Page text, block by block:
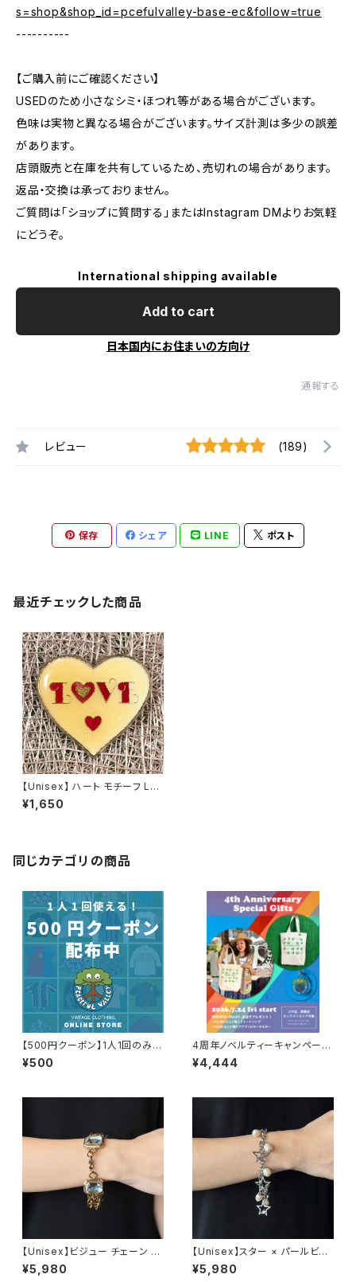
s=shop&shop_id=pcefulvalley-base-ec&follow=true
----------
【ご購入前にご確認ください】
USEDのため小さなシミ・ほつれ等がある場合がございます。
色味は実物と異なる場合がございます。サイズ計測は多少の誤差
があります。
店頭販売と在庫を共有しているため、売切れの場合があります。
返品・交換は承っておりません。
ご質問は「ショップに質問する」またはInstagram DMよりお気軽
にどうぞ。
International shipping available
Add to cart
日本国内にお住まいの方向け
通報する
レビュー (189)
保存 シェア LINE ポスト
最近チェックした商品
【Unisex】 ハート モチーフ LO
VE ピンバッジ / バッジ バッチ ピ
ンバッチ チャーム 古着
¥1,650
同じカテゴリの商品
【500円クーポン】1人1回のみご
利用可能！
¥500
4周年ノベルティーキャンペーン
開催中！
¥4,444
【Unisex】ビジュー チェーン ブ
レスレット / 古着 アクセサリー
N0737
¥5,980
【Unisex】スター × パールビー
ズ チャーム チェーン ブレスレッ
ト / 古着 アクセサリー N1109
¥5,980